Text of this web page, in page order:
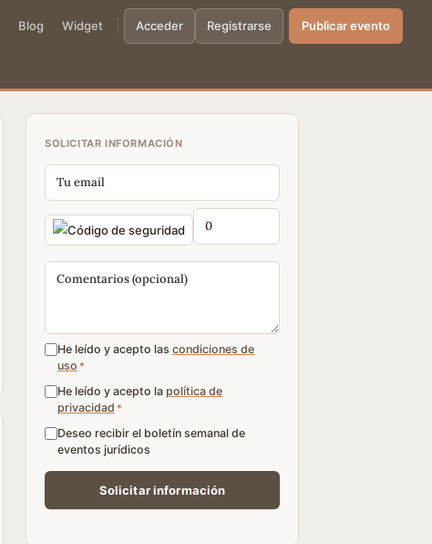
Blog Widget Acceder Registrarse Publicar evento
SOLICITAR INFORMACIÓN
He leído y acepto las condiciones de
uso *
He leído y acepto la política de
privacidad *
Deseo recibir el boletín semanal de
eventos jurídicos